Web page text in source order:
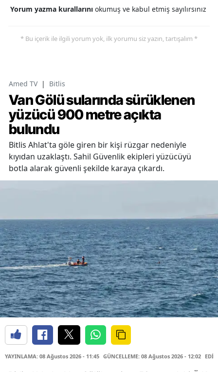
Yorum yazma kurallarını okumuş ve kabul etmiş sayılırsınız
* Bu içerik ile ilgili yorum yok, ilk yorumu siz yazın, tartışalım *
Amed TV | Bitlis
Van Gölü sularında sürüklenen
yüzücü 900 metre açıkta
bulundu
Bitlis Ahlat'ta göle giren bir kişi rüzgar nedeniyle
kıyıdan uzaklaştı. Sahil Güvenlik ekipleri yüzücüyü
botla alarak güvenli şekilde karaya çıkardı.
YAYINLAMA: 08 Ağustos 2026 - 11:45 GÜNCELLEME: 08 Ağustos 2026 - 12:02